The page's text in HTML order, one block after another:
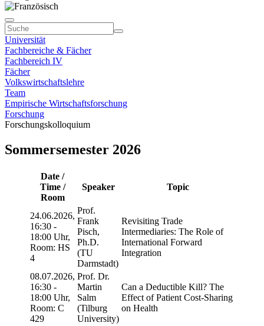
Universität
Fachbereiche & Fächer
Fachbereich IV
Fächer
Volkswirtschaftslehre
Team
Empirische Wirtschaftsforschung
Forschung
Forschungskolloquium
Sommersemester 2026
Date /
Time /
Room
Speaker Topic
24.06.2026,
16:30 -
18:00 Uhr,
Room: HS
4
Prof.
Frank
Pisch,
Ph.D.
(TU
Darmstadt)
Revisiting Trade
Intermediaries: The Role of
International Forward
Integration
08.07.2026,
16:30 -
18:00 Uhr,
Room: C
429
Prof. Dr.
Martin
Salm
(Tilburg
University)
Can a Deductible Kill? The
Effect of Patient Cost-Sharing
on Health